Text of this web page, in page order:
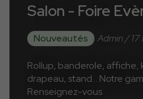
Salon - Foire
Nouveautés Admin /
Rollup, banderole, affiche,
drapeau, stand... Notre
Renseignez-vous